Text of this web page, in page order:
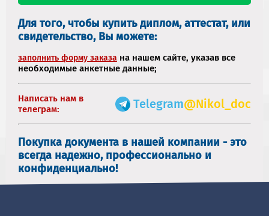
Для того, чтобы купить диплом, аттестат, или
свидетельство, Вы можете:
заполнить форму заказа на нашем сайте, указав все
необходимые анкетные данные;
Написать нам в
телеграм:
Telegram@Nikol_doc
Покупка документа в нашей компании - это
всегда надежно, профессионально и
конфиденциально!